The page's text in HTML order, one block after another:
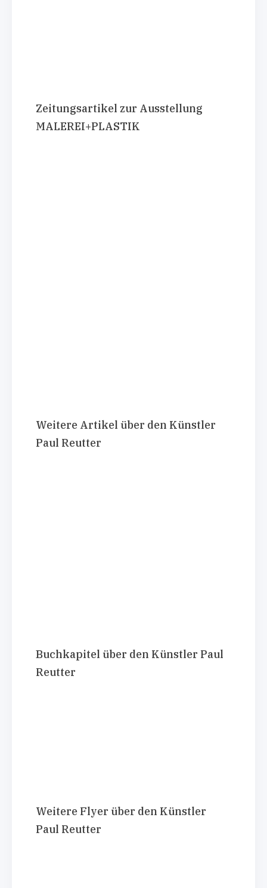
Zeitungsartikel zur Ausstellung
MALEREI+PLASTIK
Weitere Artikel über den Künstler
Paul Reutter
Buchkapitel über den Künstler Paul
Reutter
Weitere Flyer über den Künstler
Paul Reutter